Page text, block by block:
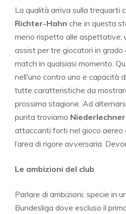
La qualità arriva sulla trequarti
Richter-Hahn che in questa
meno rispetto alle aspettative;
assist per tre giocatori in grado
match in qualsiasi momento.
nell’uno contro uno e capacità
tutte caratteristiche da
prossima stagione. Ad
punta troviamo Niederlechner
attaccanti forti nel gioco aereo
l’area di rigore avversaria.
Le ambizioni del club
Parlare di ambizioni, specie in
Bundesliga dove escluso il